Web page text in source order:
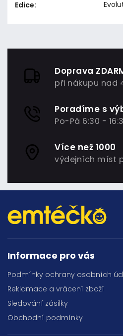
Edice:
Doprava
při nákupu nad
Poradíme s
Po-Pá 6:30 -
Více než 1000
výdejních míst
Informace pro vás
Podmínky ochrany osobních
Reklamace a vrácení zboží
Sledování zásilky
Obchodní podmínky